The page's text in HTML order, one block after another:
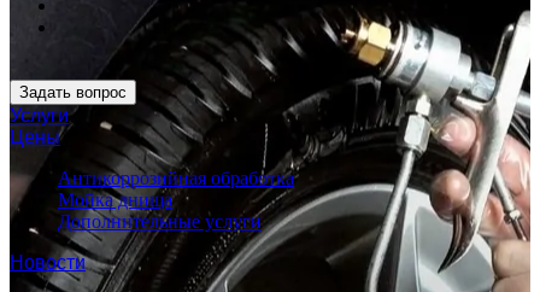
Задать вопрос
Услуги
Цены
Антикоррозийная обработка
Мойка днища
Дополнительные услуги
Новости